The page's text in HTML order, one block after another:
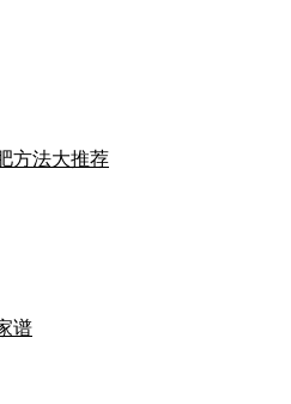
方法大推荐
谱